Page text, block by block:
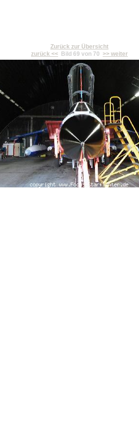
Zurück zur Übersicht
zurück << Bild 69 von 70 >> weiter